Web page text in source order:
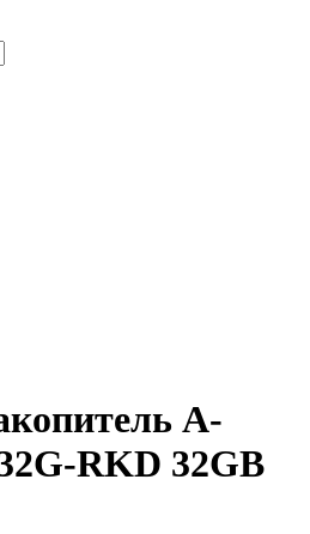
A-
RKD 32GB